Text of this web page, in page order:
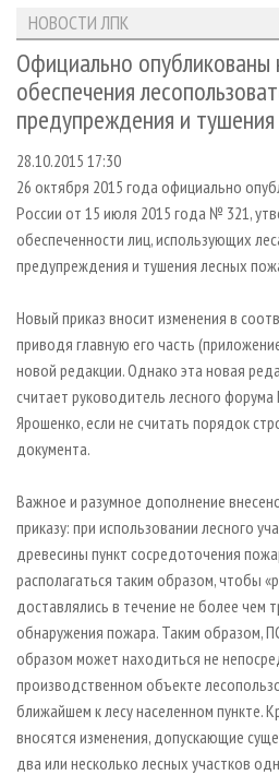
ЛЕСОЗАГОТОВКА
ЛЕСОПИЛЕНИЕ
ДЕРЕВООБРАБОТКА
СУШКА ДРЕВЕСИНЫ
ПРОИЗВОДСТВО ДРЕВЕСНЫХ
ДЕРЕВЯННОЕ ДОМОСТРОЕНИЕ
ПРОИЗВОДСТВО МЕБЕЛИ
БИОЭНЕРГЕТИКА
ЦБП
ИНСТРУМЕНТ И МАТЕРИАЛЫ
НОВОСТИ ЛПК
НОВОСТИ ЖУРНАЛА
НОВОСТИ КОМПАНИЙ
АНАЛИТИКА
ПРЕДПРИЯТИЯ ЛПК
ЛЕСНЫЕ РЕГИОНЫ РОССИИ
ПЕРСОНЫ
МОБИЛЬНЫЕ ВЫСТАВКИ
ОФИЦИАЛЬНЫЕ ДЕЛЕГАЦИИ
ПРИОРИТЕТНЫЕ
RUSSIAN FORESTRY REVIEW
ГАЗЕТА ЛЕСПРОМФОРУМ
БИБЛИОТЕКА СПЕЦИАЛИСТА
АРХИВ
АРХИВ ЖУРНАЛОВ
СТАТЬИ
О ЖУРНАЛЕ
ПОДПИСКА
КОНТАКТЫ
РЕКЛАМОДАТЕЛЯМ
РЕКЛАМА
РЕКЛАМА НА САЙТЕ
НОВОСТИ ЛПК
Официально
обеспечения
предупреждения и
28.10.2015 17:30
26 октября 2015 года официально
России от 15 июля 2015 года № 321,
обеспеченности лиц, использующих
предупреждения и тушения лесных
Новый приказ вносит изменения в
приводя главную его часть
новой редакции. Однако эта новая
считает руководитель лесного форума
Ярошенко, если не считать порядок
документа.
Важное и разумное дополнение
приказу: при использовании лесного
древесины пункт сосредоточения
располагаться таким образом, чтобы
доставлялись в течение не более чем
обнаружения пожара. Таким образом,
образом может находиться не
производственном объекте
ближайшем к лесу населенном пункте.
вносятся изменения, допускающие
два или несколько лесных участков